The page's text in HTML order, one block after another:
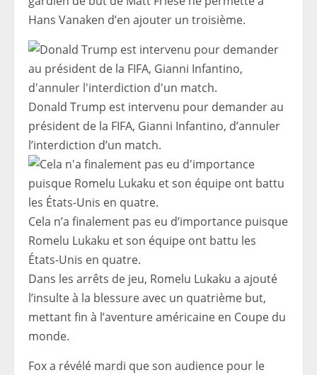
Hans Vanaken d’en ajouter un troisième.
Donald Trump est intervenu pour demander au
président de la FIFA, Gianni Infantino, d’annuler
l’interdiction d’un match.
Cela n’a finalement pas eu d’importance puisque
Romelu Lukaku et son équipe ont battu les
États-Unis en quatre.
Dans les arrêts de jeu, Romelu Lukaku a ajouté
l’insulte à la blessure avec un quatrième but,
mettant fin à l’aventure américaine en Coupe du
monde.
Fox a révélé mardi que son audience pour le